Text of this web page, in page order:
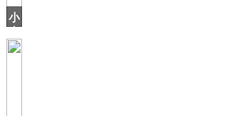
入
苹
小
年